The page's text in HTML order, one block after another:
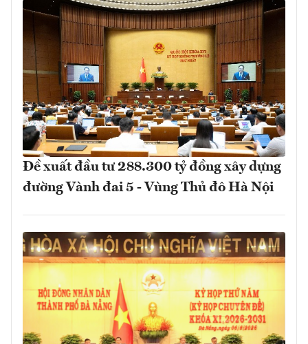
Đề xuất đầu tư 288.300 tỷ đồng xây dựng
đường Vành đai 5 - Vùng Thủ đô Hà Nội